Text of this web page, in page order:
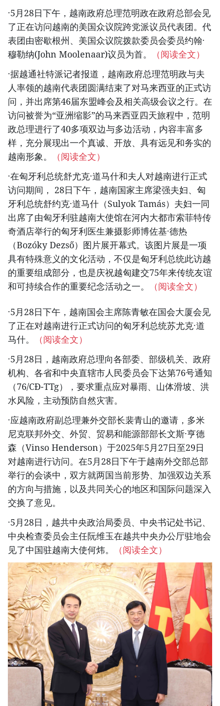
·5月28日下午，越南政府总理范明政在政府总部会见
了正在访问越南的美国众议院跨党派议员代表团。代
表团由密歇根州、美国众议院拨款委员会委员约翰·
穆勒纳(John Moolenaar)议员为首。
（阅读全文）
·据越通社特派记者报道，越南政府总理范明政与夫
人率领的越南代表团圆满结束了对马来西亚的正式访
问，并出席第46届东盟峰会及相关高级会议之行。在
访问被誉为“亚洲缩影”的马来西亚四天旅程中，范明
政总理进行了40多项双边与多边活动，内容丰富多
样，充分展现出一个真诚、开放、具有远见和务实的
越南形象。
（阅读全文）
·在匈牙利总统舒尤克·道马什和夫人对越南进行正式
访问期间， 28日下午，越南国家主席梁强夫妇、匈
牙利总统舒约克·道马什（Sulyok Tamás）夫妇一同
出席了由匈牙利驻越南大使馆在河内大都市索菲特传
奇酒店举行的匈牙利医生兼摄影师博佐基·德热
（Bozóky Dezső）图片展开幕式。该图片展是一项
具有特殊意义的文化活动，不仅是匈牙利总统此访越
的重要组成部分，也是庆祝越匈建交75年来传统友谊
和可持续合作的重要纪念活动之一。
（阅读全文）
·5月28日下午，越南国会主席陈青敏在国会大厦会见
了正在对越南进行正式访问的匈牙利总统苏尤克·道
马什。
（阅读全文）
·5月28日，越南政府总理向各部委、部级机关、政府
机构、各省和中央直辖市人民委员会下达第76号通知
（76/CĐ-TTg），要求重点应对暴雨、山体滑坡、洪
水风险，主动预防自然灾害。
·应越南政府副总理兼外交部长裴青山的邀请，多米
尼克联邦外交、外贸、贸易和能源部部长文斯·亨德
森（Vinso Henderson）于2025年5月27日至29日
对越南进行访问。在5月28日下午于越南外交部总部
举行的会谈中，双方就两国当前形势、加强双边关系
的方向与措施，以及共同关心的地区和国际问题深入
交换了意见。
·5月28日，越共中央政治局委员、中央书记处书记、
中央检查委员会主任阮维玉在越共中央办公厅驻地会
见了中国驻越南大使何炜。
（阅读全文）